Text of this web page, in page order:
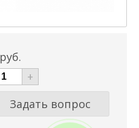
руб.
+
Задать вопрос